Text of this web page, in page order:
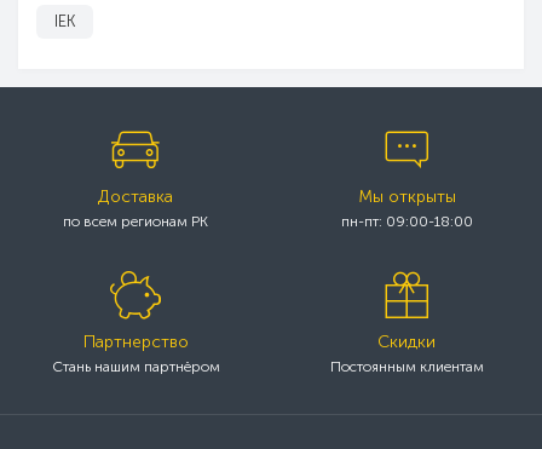
IEK
Доставка
по всем регионам РК
Мы открыты
пн-пт: 09:00-18:00
Партнерство
Стань нашим партнёром
Скидки
Постоянным клиентам